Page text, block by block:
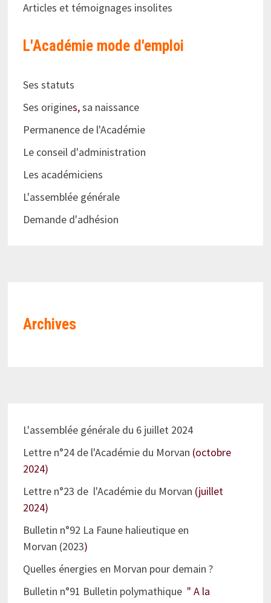
Articles et témoignages insolites
L'Académie mode d'emploi
Ses statuts
Ses origines,sa naissance
Permanence de l'Académie
Le conseil d'administration
Les académiciens
L'assemblée générale
Demande d'adhésion
Archives
L'assemblée générale du 6 juillet 2024
Lettre n°24 de l'Académie du Morvan (octobre
2024)
Lettre n°23 de l'Académie du Morvan (juillet
2024)
Bulletin n°92 La Faune halieutique en
Morvan (2023)
Quelles énergies en Morvan pour demain ?
Bulletin n°91 Bulletin polymathique" A la